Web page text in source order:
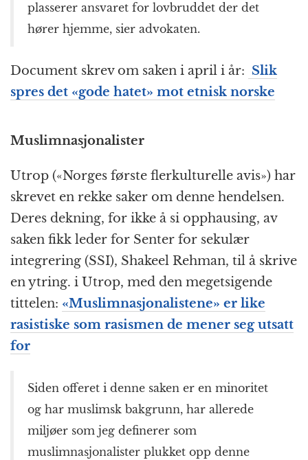
plasserer ansvaret for lovbruddet der det
hører hjemme, sier advokaten.
Document skrev om saken i april i år: Slik
spres det «gode hatet» mot etnisk norske
Muslimnasjonalister
Utrop («Norges første flerkulturelle avis») har
skrevet en rekke saker om denne hendelsen.
Deres dekning, for ikke å si opphausing, av
saken fikk leder for Senter for sekulær
integrering (SSI), Shakeel Rehman, til å skrive
en ytring. i Utrop, med den megetsigende
tittelen: «Muslimnasjonalistene» er like
rasistiske som rasismen de mener seg utsatt
for
Siden offeret i denne saken er en minoritet
og har muslimsk bakgrunn, har allerede
miljøer som jeg definerer som
muslimnasjonalister plukket opp denne